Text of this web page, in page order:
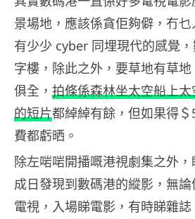
景場地，應該係貪佢夠僻，冇
有少少 cyber 同埋現代的感覺
字樓，除此之外，要草地有草
俱全， 拍條係森林坐太空船上
的短片都綽綽有餘，但如果得
費都虧晒。
除左啱啱開播嘅港視劇集之外
成日發現到數碼港的縱影，無
電視，入場睇電影，有時睇雜